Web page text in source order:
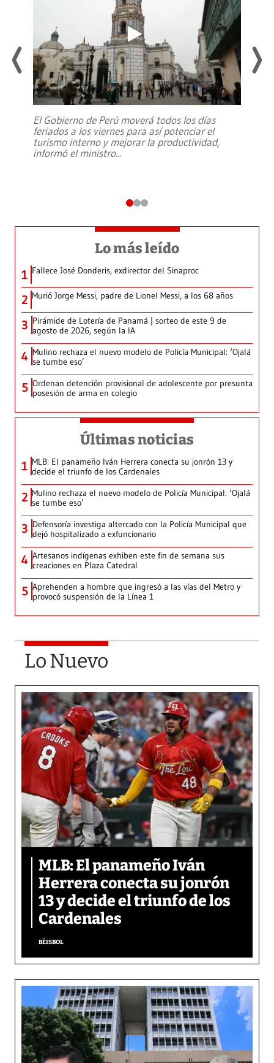
El Gobierno de Perú moverá todos los días
feriados a los viernes para así potenciar el
turismo interno y mejorar la productividad,
informó el ministro...
Lo más leído
1 Fallece José Donderis, exdirector del Sinaproc
2 Murió Jorge Messi, padre de Lionel Messi, a los 68 años
3 Pirámide de Lotería de Panamá | sorteo de este 9 de
agosto de 2026, según la IA
4 Mulino rechaza el nuevo modelo de Policía Municipal: ‘Ojalá
se tumbe eso’
5 Ordenan detención provisional de adolescente por presunta
posesión de arma en colegio
Últimas noticias
1 MLB: El panameño Iván Herrera conecta su jonrón 13 y
decide el triunfo de los Cardenales
2 Mulino rechaza el nuevo modelo de Policía Municipal: ‘Ojalá
se tumbe eso’
3 Defensoría investiga altercado con la Policía Municipal que
dejó hospitalizado a exfuncionario
4 Artesanos indígenas exhiben este fin de semana sus
creaciones en Plaza Catedral
5 Aprehenden a hombre que ingresó a las vías del Metro y
provocó suspensión de la Línea 1
Lo Nuevo
MLB: El panameño Iván
Herrera conecta su jonrón
13 y decide el triunfo de los
Cardenales
BÉISBOL